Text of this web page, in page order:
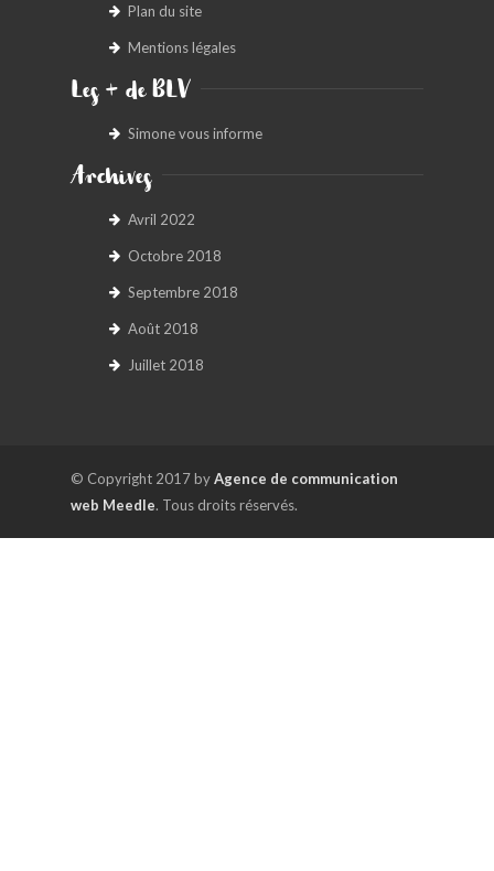
Plan du site
Mentions légales
Les + de BLV
Simone vous informe
Archives
Avril 2022
Octobre 2018
Septembre 2018
Août 2018
Juillet 2018
© Copyright 2017 byAgence de communication
web Meedle. Tous droits réservés.